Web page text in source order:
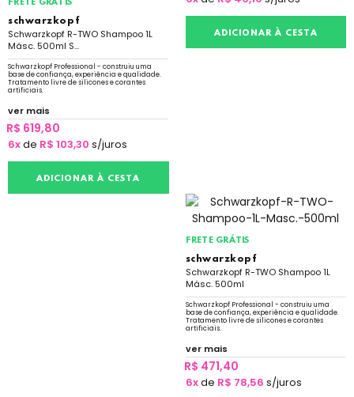
FRETE GRÁTIS
schwarzkopf
Schwarzkopf R-TWO Shampoo 1L
Másc. 500ml S...
Schwarzkopf Professional - construiu uma
base de confiança, experiência e qualidade.
Tratamento livre de silicones e corantes
artificiais.
ver mais
R$ 619,80
6xde R$ 103,30 s/juros
ADICIONAR À CESTA
ADICIONAR À CESTA
FRETE GRÁTIS
schwarzkopf
Schwarzkopf R-TWO Shampoo 1L
Másc. 500ml
Schwarzkopf Professional - construiu uma
base de confiança, experiência e qualidade.
Tratamento livre de silicones e corantes
artificiais.
ver mais
R$ 471,40
6xde R$ 78,56 s/juros